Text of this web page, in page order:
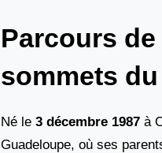
Parcours
sommets
Né le 3 décembre 1987 à
Guadeloupe, où ses